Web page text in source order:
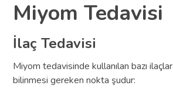
Miyom Tedavisi
İlaç Tedavisi
Miyom tedavisinde kullanılan bazı
bilinmesi gereken nokta şudur: